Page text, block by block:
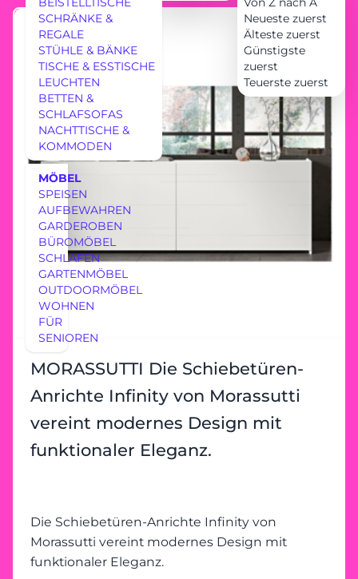
SCHRÄNKE &
REGALE
STÜHLE & BÄNKE
TISCHE & ESSTISCHE
LEUCHTEN
BETTEN &
SCHLAFSOFAS
NACHTTISCHE &
KOMMODEN
MÖBEL
MÖBEL
SPEISEN
AUFBEWAHREN
GARDEROBEN
BÜROMÖBEL
SCHLAFEN
GARTENMÖBEL
OUTDOORMÖBEL
WOHNEN
FÜR
SENIOREN
Neueste zuerst
Älteste zuerst
Günstigste
zuerst
Teuerste zuerst
MORASSUTTI Die Schiebetüren-
Anrichte Infinity von Morassutti
vereint modernes Design mit
funktionaler Eleganz.
Die Schiebetüren-Anrichte Infinity von
Morassutti vereint modernes Design mit
funktionaler Eleganz.